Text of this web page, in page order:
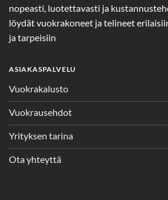
nopeasti, luotettavasti ja
löydät vuokrakoneet ja telineet
ja tarpeisiin
ASIAKASPALVELU
Vuokrakalusto
Vuokrausehdot
Yrityksen tarina
Ota yhteyttä